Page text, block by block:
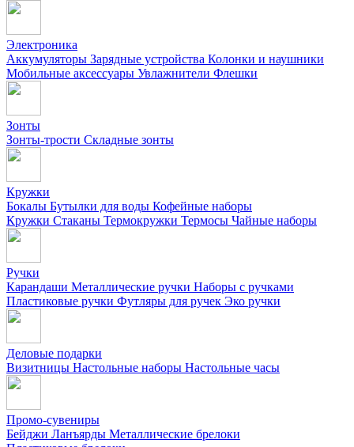
Электроника
Аккумуляторы Зарядные устройства Колонки и наушники
Мобильные аксессуары Увлажнители Флешки
Зонты
Зонты-трости Складные зонты
Кружки
Бокалы Бутылки для воды Кофейные наборы
Кружки Стаканы Термокружки Термосы Чайные наборы
Ручки
Карандаши Металлические ручки Наборы с ручками
Пластиковые ручки Футляры для ручек Эко ручки
Деловые подарки
Визитницы Настольные наборы Настольные часы
Промо-сувениры
Бейджи Ланъярды Металлические брелоки